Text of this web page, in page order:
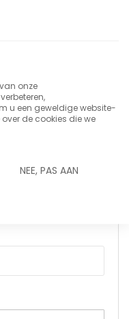
en 2
onze
u een geweldige website-
de cookies die we
NEE, PAS AAN